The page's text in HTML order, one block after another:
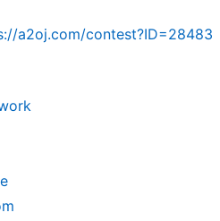
a2oj.com/contest?ID=28483